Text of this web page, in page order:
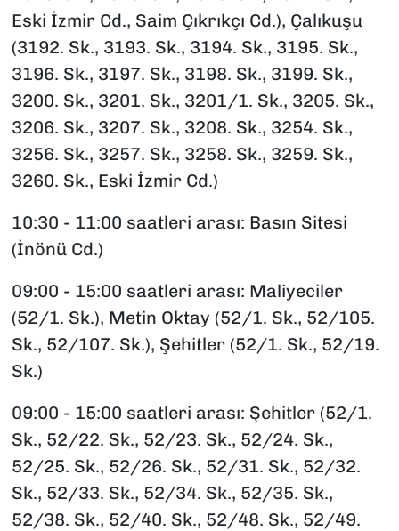
Eski İzmir Cd., Saim Çıkrıkçı Cd.), Çalıkuşu
(3192. Sk., 3193. Sk., 3194. Sk., 3195. Sk.,
3196. Sk., 3197. Sk., 3198. Sk., 3199. Sk.,
3200. Sk., 3201. Sk., 3201/1. Sk., 3205. Sk.,
3206. Sk., 3207. Sk., 3208. Sk., 3254. Sk.,
3256. Sk., 3257. Sk., 3258. Sk., 3259. Sk.,
3260. Sk., Eski İzmir Cd.)
10:30 - 11:00 saatleri arası: Basın Sitesi
(İnönü Cd.)
09:00 - 15:00 saatleri arası: Maliyeciler
(52/1. Sk.), Metin Oktay (52/1. Sk., 52/105.
Sk., 52/107. Sk.), Şehitler (52/1. Sk., 52/19.
Sk.)
09:00 - 15:00 saatleri arası: Şehitler (52/1.
Sk., 52/22. Sk., 52/23. Sk., 52/24. Sk.,
52/25. Sk., 52/26. Sk., 52/31. Sk., 52/32.
Sk., 52/33. Sk., 52/34. Sk., 52/35. Sk.,
52/38. Sk., 52/40. Sk., 52/48. Sk., 52/49.